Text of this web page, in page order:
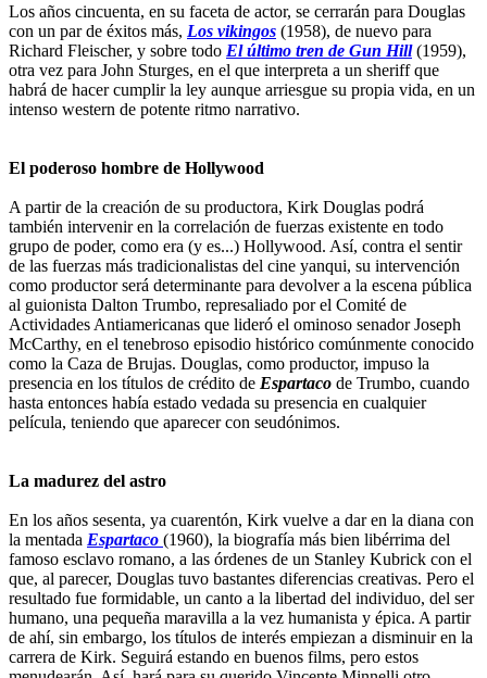
Los años cincuenta, en su faceta de actor, se cerrarán para Douglas
con un par de éxitos más, Los vikingos (1958), de nuevo para
Richard Fleischer, y sobre todo El último tren de Gun Hill(1959),
otra vez para John Sturges, en el que interpreta a un sheriff que
habrá de hacer cumplir la ley aunque arriesgue su propia vida, en un
intenso western de potente ritmo narrativo.
El poderoso hombre de Hollywood
A partir de la creación de su productora, Kirk Douglas podrá
también intervenir en la correlación de fuerzas existente en todo
grupo de poder, como era (y es...) Hollywood. Así, contra el sentir
de las fuerzas más tradicionalistas del cine yanqui, su intervención
como productor será determinante para devolver a la escena pública
al guionista Dalton Trumbo, represaliado por el Comité de
Actividades Antiamericanas que lideró el ominoso senador Joseph
McCarthy, en el tenebroso episodio histórico comúnmente conocido
como la Caza de Brujas. Douglas, como productor, impuso la
presencia en los títulos de crédito de Espartaco de Trumbo, cuando
hasta entonces había estado vedada su presencia en cualquier
película, teniendo que aparecer con seudónimos.
La madurez del astro
En los años sesenta, ya cuarentón, Kirk vuelve a dar en la diana con
la mentada Espartaco (1960), la biografía más bien libérrima del
famoso esclavo romano, a las órdenes de un Stanley Kubrick con el
que, al parecer, Douglas tuvo bastantes diferencias creativas. Pero el
resultado fue formidable, un canto a la libertad del individuo, del ser
humano, una pequeña maravilla a la vez humanista y épica. A partir
de ahí, sin embargo, los títulos de interés empiezan a disminuir en la
carrera de Kirk. Seguirá estando en buenos films, pero estos